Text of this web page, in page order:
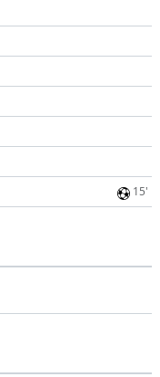
15'